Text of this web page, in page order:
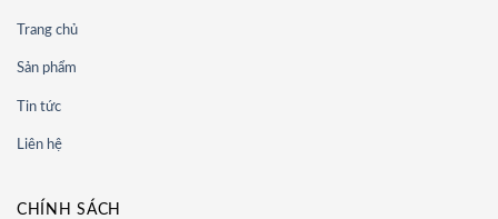
Trang chủ
Sản phẩm
Tin tức
Liên hệ
CHÍNH SÁCH